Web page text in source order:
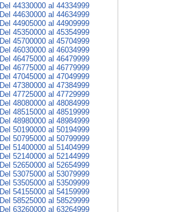
Del 44330000 al 44334999
Del 44630000 al 44634999
Del 44905000 al 44909999
Del 45350000 al 45354999
Del 45700000 al 45704999
Del 46030000 al 46034999
Del 46475000 al 46479999
Del 46775000 al 46779999
Del 47045000 al 47049999
Del 47380000 al 47384999
Del 47725000 al 47729999
Del 48080000 al 48084999
Del 48515000 al 48519999
Del 48980000 al 48984999
Del 50190000 al 50194999
Del 50795000 al 50799999
Del 51400000 al 51404999
Del 52140000 al 52144999
Del 52650000 al 52654999
Del 53075000 al 53079999
Del 53505000 al 53509999
Del 54155000 al 54159999
Del 58525000 al 58529999
Del 63260000 al 63264999